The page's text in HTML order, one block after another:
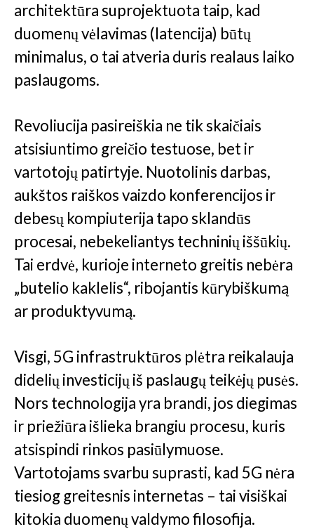
architektūra suprojektuota taip, kad
duomenų vėlavimas (latencija) būtų
minimalus, o tai atveria duris realaus laiko
paslaugoms.
Revoliucija pasireiškia ne tik skaičiais
atsisiuntimo greičio testuose, bet ir
vartotojų patirtyje. Nuotolinis darbas,
aukštos raiškos vaizdo konferencijos ir
debesų kompiuterija tapo sklandūs
procesai, nebekeliantys techninių iššūkių.
Tai erdvė, kurioje interneto greitis nebėra
„butelio kaklelis“, ribojantis kūrybiškumą
ar produktyvumą.
Visgi, 5G infrastruktūros plėtra reikalauja
didelių investicijų iš paslaugų teikėjų pusės.
Nors technologija yra brandi, jos diegimas
ir priežiūra išlieka brangiu procesu, kuris
atsispindi rinkos pasiūlymuose.
Vartotojams svarbu suprasti, kad 5G nėra
tiesiog greitesnis internetas – tai visiškai
kitokia duomenų valdymo filosofija.